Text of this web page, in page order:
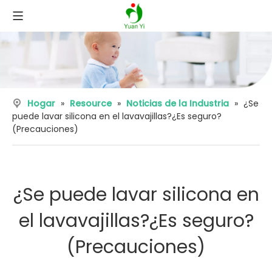
Hogar » Resource » Noticias de la Industria » ¿Se
puede lavar silicona en el lavavajillas?¿Es seguro?
(Precauciones)
¿Se puede lavar silicona en
el lavavajillas?¿Es seguro?
(Precauciones)